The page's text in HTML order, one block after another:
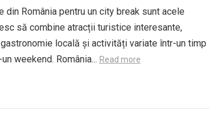
din România pentru un city break sunt acele
să combine atracții turistice interesante,
locală și activități variate într-un timp
weekend. România... Read more